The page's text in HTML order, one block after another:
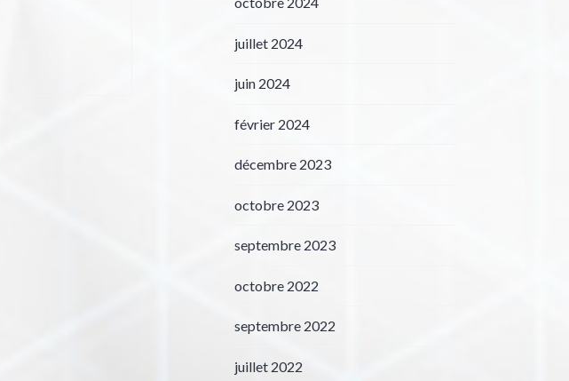
juillet 2024
juin 2024
février 2024
décembre 2023
octobre 2023
septembre 2023
octobre 2022
septembre 2022
juillet 2022